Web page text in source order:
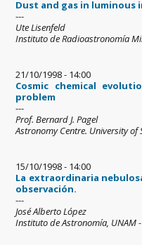
Dust and gas in luminous
---
Ute Lisenfeld
Instituto de Radioastronomía
21/10/1998 - 14:00
Cosmic chemical
problem
---
Prof. Bernard J. Pagel
Astronomy Centre. University of
15/10/1998 - 14:00
La extraordinaria
observación.
---
José Alberto López
Instituto de Astronomía, UNAM